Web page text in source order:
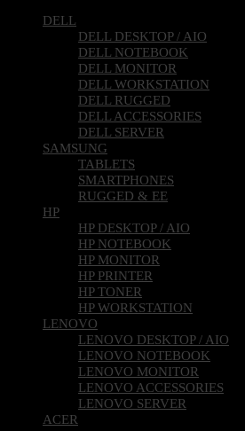
DELL
DELL DESKTOP / AIO
DELL NOTEBOOK
DELL MONITOR
DELL WORKSTATION
DELL RUGGED
DELL ACCESSORIES
DELL SERVER
SAMSUNG
TABLETS
SMARTPHONES
RUGGED & EE
HP
HP DESKTOP / AIO
HP NOTEBOOK
HP MONITOR
HP PRINTER
HP TONER
HP WORKSTATION
LENOVO
LENOVO DESKTOP / AIO
LENOVO NOTEBOOK
LENOVO MONITOR
LENOVO ACCESSORIES
LENOVO SERVER
ACER